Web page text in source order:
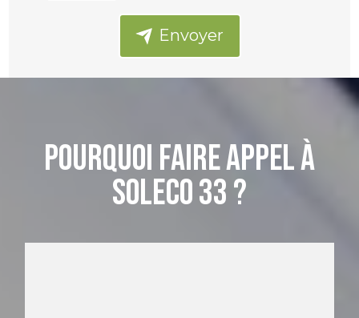
Envoyer
Pourquoi faire appel à
soleco 33 ?